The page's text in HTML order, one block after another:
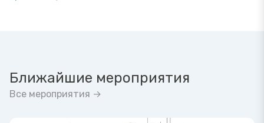
Ближайшие мероприятия
Все мероприятия →